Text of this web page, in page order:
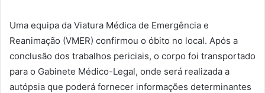
Uma equipa da Viatura Médica de Emergência e
Reanimação (VMER) confirmou o óbito no local. Após a
conclusão dos trabalhos periciais, o corpo foi transportado
para o Gabinete Médico-Legal, onde será realizada a
autópsia que poderá fornecer informações determinantes